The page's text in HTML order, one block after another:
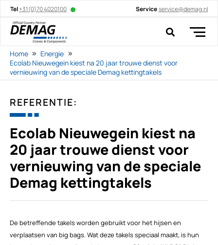
Tel+31(0)70 4020100 Serviceservice@demag.nl
Home
Energie
Ecolab Nieuwegein kiest na 20 jaar trouwe dienst voor
vernieuwing van de speciale Demag kettingtakels
REFERENTIE:
Ecolab Nieuwegein kiest na
20 jaar trouwe dienst voor
vernieuwing van de speciale
Demag kettingtakels
De betreffende takels worden gebruikt voor het hijsen en
verplaatsen van big bags. Wat deze takels speciaal maakt, is hun